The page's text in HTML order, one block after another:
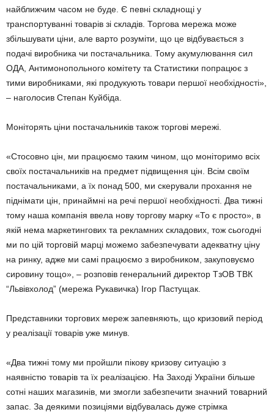
найближчим часом не буде. Є певні складнощі у
транспортуванні товарів зі складів. Торгова мережа може
збільшувати ціни, але варто розуміти, що це відбувається з
подачі виробника чи постачальника. Тому акумулювання сил
ОДА, Антимонопольного комітету та Статистики попрацює з
тими виробниками, які продукують товари першої необхідності»,
– наголосив Степан Куйбіда.
Моніторять ціни постачальників також торгові мережі.
«Стосовно цін, ми працюємо таким чином, що моніторимо всіх
своїх постачальників на предмет підвищення цін. Всім своїм
постачальниками, а їх понад 500, ми скерували прохання не
піднімати цін, принаймні на речі першої необхідності. Два тижні
тому наша компанія ввела нову торгову марку «То є просто», в
якій нема маркетингових та рекламних складових, тож сьогодні
ми по цій торговій марці можемо забезпечувати адекватну ціну
на ринку, адже ми самі працюємо з виробником, закуповуємо
сировину тощо», – розповів генеральний директор ТзОВ ТВК
“Львівхолод” (мережа Рукавичка) Ігор Пастущак.
Представники торгових мереж запевняють, що кризовий період
у реалізації товарів уже минув.
«Два тижні тому ми пройшли пікову кризову ситуацію з
наявністю товарів та їх реалізацією. На Заході України більше
сотні наших магазинів, ми змогли забезпечити значний товарний
запас. За деякими позиціями відбувалась дуже стрімка